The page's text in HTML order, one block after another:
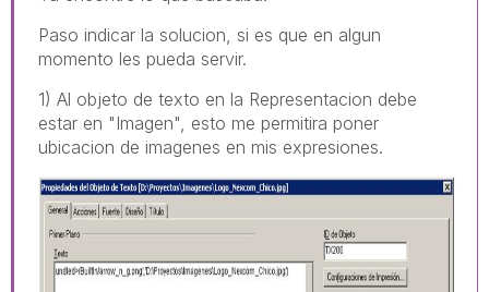
Paso indicar la solucion, si es que en algun
momento les pueda servir.
1) Al objeto de texto en la Representacion debe
estar en "Imagen", esto me permitira poner
ubicacion de imagenes en mis expresiones.